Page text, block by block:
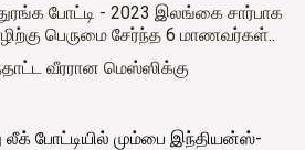
போட்டி - 2023 இலங்கை சார்பாக
பெருமை சேர்ந்த 6 மாணவர்கள்..
வீரரான மெஸ்ஸிக்கு
லீக் போட்டியில் மும்பை இந்தியன்ஸ்-